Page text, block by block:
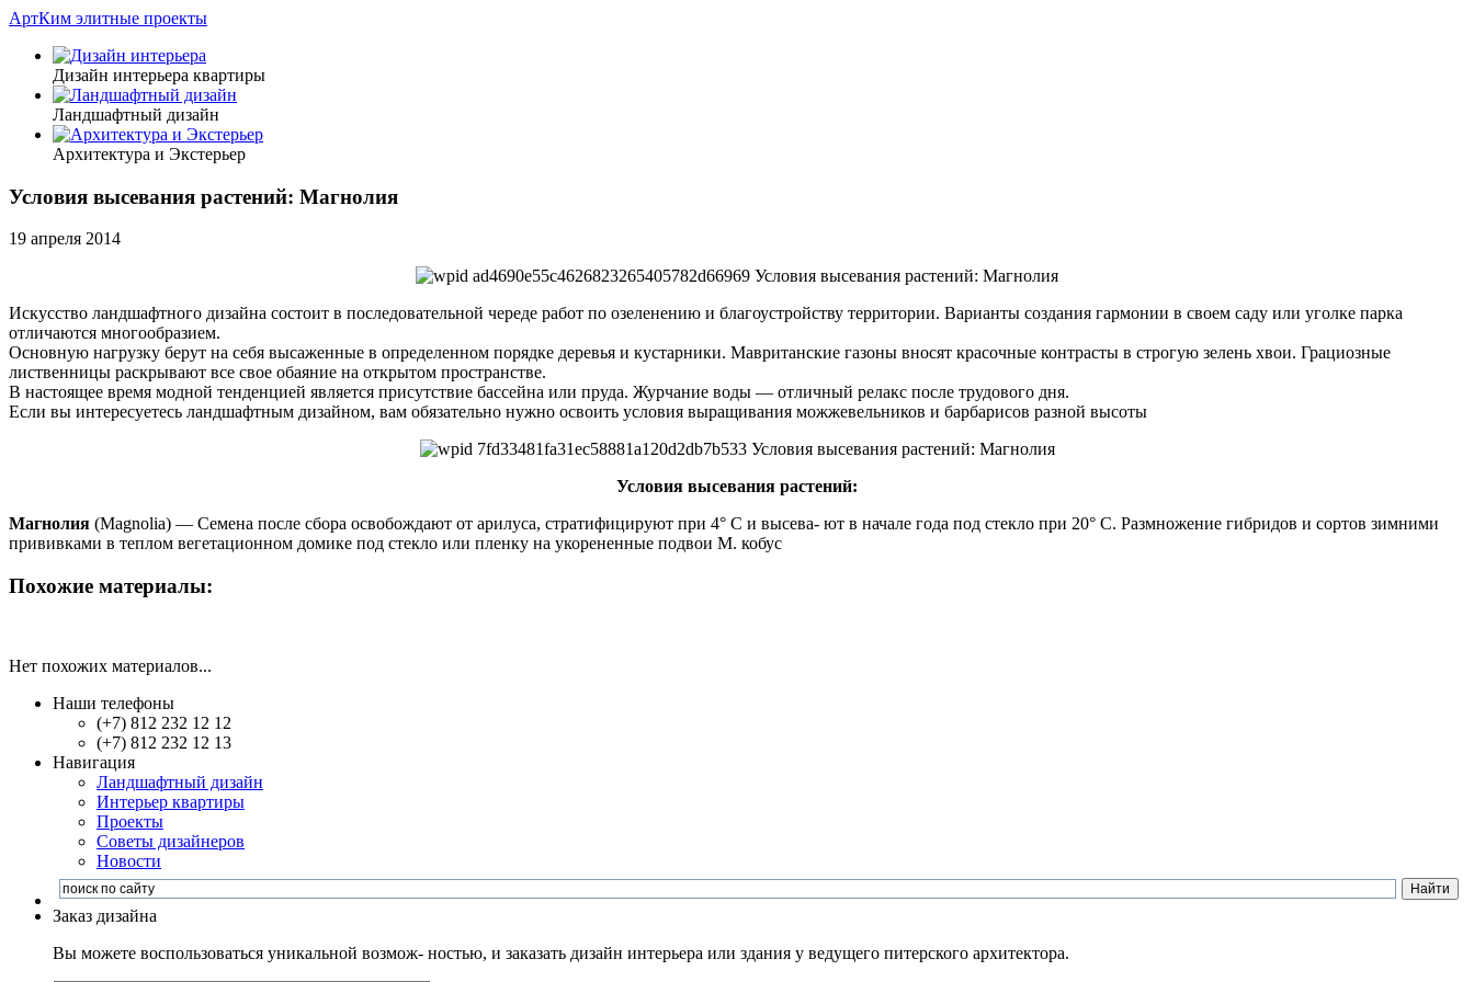
АртКим элитные проекты
Дизайн интерьера квартиры
Ландшафтный дизайн
Архитектура и Экстерьер
Условия высевания растений: Магнолия
19 апреля 2014
Искусство ландшафтного дизайна состоит в последовательной череде работ по озеленению и благоустройству территории. Варианты создания гармонии в своем саду или уголке парка
отличаются многообразием.
Основную нагрузку берут на себя высаженные в определенном порядке деревья и кустарники. Мавританские газоны вносят красочные контрасты в строгую зелень хвои. Грациозные
лиственницы раскрывают все свое обаяние на открытом пространстве.
В настоящее время модной тенденцией является присутствие бассейна или пруда. Журчание воды — отличный релакс после трудового дня.
Если вы интересуетесь ландшафтным дизайном, вам обязательно нужно освоить условия выращивания можжевельников и барбарисов разной высоты
Условия высевания растений:
Магнолия (Magnolia) — Семена после сбора освобождают от арилуса, стратифицируют при 4° С и высева- ют в начале года под стекло при 20° С. Размножение гибридов и сортов зимними
прививками в теплом вегетационном домике под стекло или пленку на укорененные подвои М. кобус
Похожие материалы:
Нет похожих материалов...
Наши телефоны
(+7) 812 232 12 12
(+7) 812 232 12 13
Навигация
Ландшафтный дизайн
Интерьер квартиры
Проекты
Советы дизайнеров
Новости
Заказ дизайна
Вы можете воспользоваться уникальной возмож- ностью, и заказать дизайн интерьера или здания у ведущего питерского архитектора.